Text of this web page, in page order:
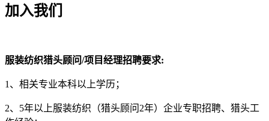
加入我们
服装纺织猎头顾问/项目经理招聘要求:
1、相关专业本科以上学历；
2、5年以上服装纺织（猎头顾问2年）企业专职招聘、猎头工